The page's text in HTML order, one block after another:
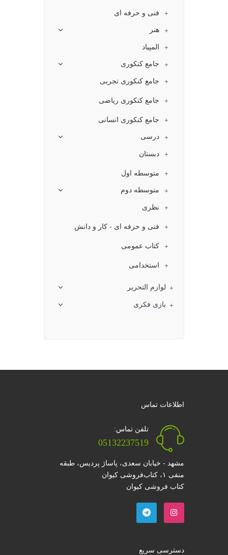
فنی و حرفه ای
جامع کنکوری
جامع کنکوری تجربی
جامع کنکوری ریاضی
جامع کنکوری انسانی
متوسطه اول
متوسطه دوم
فنی و حرفه ای - کار و دانش
کتاب عمومی
استخدامی
لوازم التحریر
بازی فکری
اطلاعات تماس
تلفن تماس:
05132237519
مشهد - خیابان سعدی، پاساژ پردیس، طبقه
کتاب فروشی کیوان
دسترسی سریع